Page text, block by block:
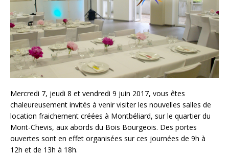
Mercredi 7, jeudi 8 et vendredi 9 juin 2017, vous êtes
chaleureusement invités à venir visiter les nouvelles salles de
location fraichement créées à Montbéliard, sur le quartier du
Mont-Chevis, aux abords du Bois Bourgeois. Des portes
ouvertes sont en effet organisées sur ces journées de 9h à
12h et de 13h à 18h.